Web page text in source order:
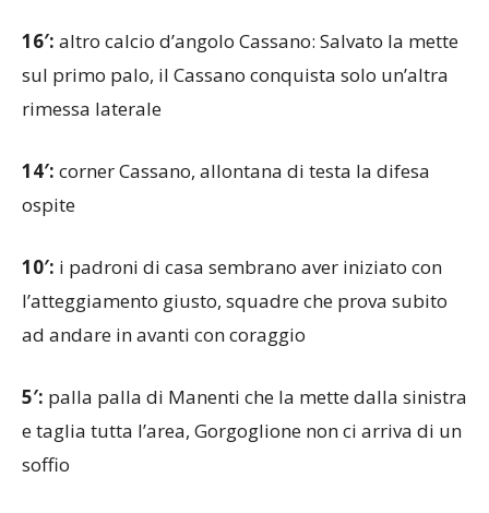
16′: altro calcio d’angolo Cassano: Salvato la mette
sul primo palo, il Cassano conquista solo un’altra
rimessa laterale
14′: corner Cassano, allontana di testa la difesa
ospite
10′: i padroni di casa sembrano aver iniziato con
l’atteggiamento giusto, squadre che prova subito
ad andare in avanti con coraggio
5′: palla palla di Manenti che la mette dalla sinistra
e taglia tutta l’area, Gorgoglione non ci arriva di un
soffio